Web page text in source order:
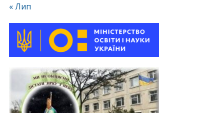
« Лип